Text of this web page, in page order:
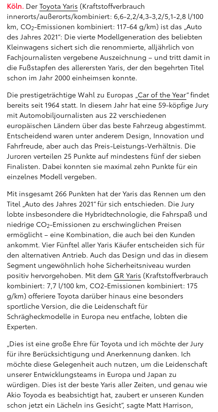
Köln. Der Toyota Yaris (Kraftstoffverbrauch
innerorts/außerorts/kombiniert: 6,6-2,2/4,3-3,2/5,1-2,8 l/100
km, CO2-Emissionen kombiniert: 117-64 g/km) ist das „Auto
des Jahres 2021“: Die vierte Modellgeneration des beliebten
Kleinwagens sichert sich die renommierte, alljährlich von
Fachjournalisten vergebene Auszeichnung – und tritt damit in
die Fußstapfen des allerersten Yaris, der den begehrten Titel
schon im Jahr 2000 einheimsen konnte.
Die prestigeträchtige Wahl zu Europas „ Car of the Year“ findet
bereits seit 1964 statt. In diesem Jahr hat eine 59-köpfige Jury
mit Automobiljournalisten aus 22 verschiedenen
europäischen Ländern über das beste Fahrzeug abgestimmt.
Entscheidend waren unter anderem Design, Innovation und
Fahrfreude, aber auch das Preis-Leistungs-Verhältnis. Die
Juroren verteilen 25 Punkte auf mindestens fünf der sieben
Finalisten. Dabei konnten sie maximal zehn Punkte für ein
einzelnes Modell vergeben.
Mit insgesamt 266 Punkten hat der Yaris das Rennen um den
Titel „Auto des Jahres 2021“ für sich entschieden. Die Jury
lobte insbesondere die Hybridtechnologie, die Fahrspaß und
niedrige CO2-Emissionen zu erschwinglichen Preisen
ermöglicht – eine Kombination, die auch bei den Kunden
ankommt. Vier Fünftel aller Yaris Käufer entscheiden sich für
den alternativen Antrieb. Auch das Design und das in diesem
Segment ungewöhnlich hohe Sicherheitsniveau wurden
positiv hervorgehoben. Mit dem GR Yaris (Kraftstoffverbrauch
kombiniert: 7,7 l/100 km, CO2-Emissionen kombiniert: 175
g/km) offeriere Toyota darüber hinaus eine besonders
sportliche Version, die die Leidenschaft für
Schrägheckmodelle in Europa neu entfache, lobten die
Experten.
„Dies ist eine große Ehre für Toyota und ich möchte der Jury
für ihre Berücksichtigung und Anerkennung danken. Ich
möchte diese Gelegenheit auch nutzen, um die Leidenschaft
unserer Entwicklungsteams in Europa und Japan zu
würdigen. Dies ist der beste Yaris aller Zeiten, und genau wie
Akio Toyoda es beabsichtigt hat, zaubert er unseren Kunden
schon jetzt ein Lächeln ins Gesicht“, sagte Matt Harrison,